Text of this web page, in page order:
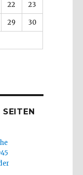
22 23
29 30
SEITEN